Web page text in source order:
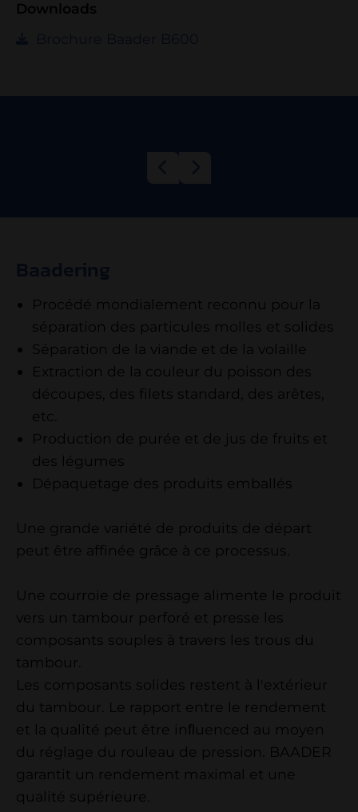
Downloads
Procédé mondialement reconnu pour la
séparation des particules molles et solides
Séparation de la viande et de la volaille
Extraction de la couleur du poisson des
découpes, des filets standard, des arêtes,
etc.
Production de purée et de jus de fruits et
des légumes
Dépaquetage des produits emballés
Une grande variété de produits de départ
peut être affinée grâce à ce processus.
Une courroie de pressage alimente le produit
vers un tambour perforé et presse les
composants souples à travers les trous du
tambour.
Les composants solides restent à l'extérieur
du tambour. Le rapport entre le rendement
et la qualité peut être inﬂuenced au moyen
du réglage du rouleau de pression. BAADER
garantit un rendement maximal et une
qualité supérieure.